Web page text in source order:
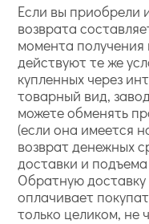
Если вы приобрели
возврата
момента
действуют те же
купленных через
товарный вид,
можете обменять
(если она имеется
возврат денежных
доставки и
Обратную
оплачивает
только целиком, не